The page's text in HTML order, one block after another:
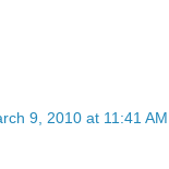
9, 2010 at 11:41 AM